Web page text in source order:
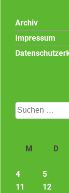
Archiv
Impressum
Suchen
nach:
M
D
4
5
11
12